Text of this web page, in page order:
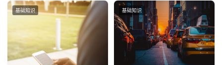
基础知识 基础知识